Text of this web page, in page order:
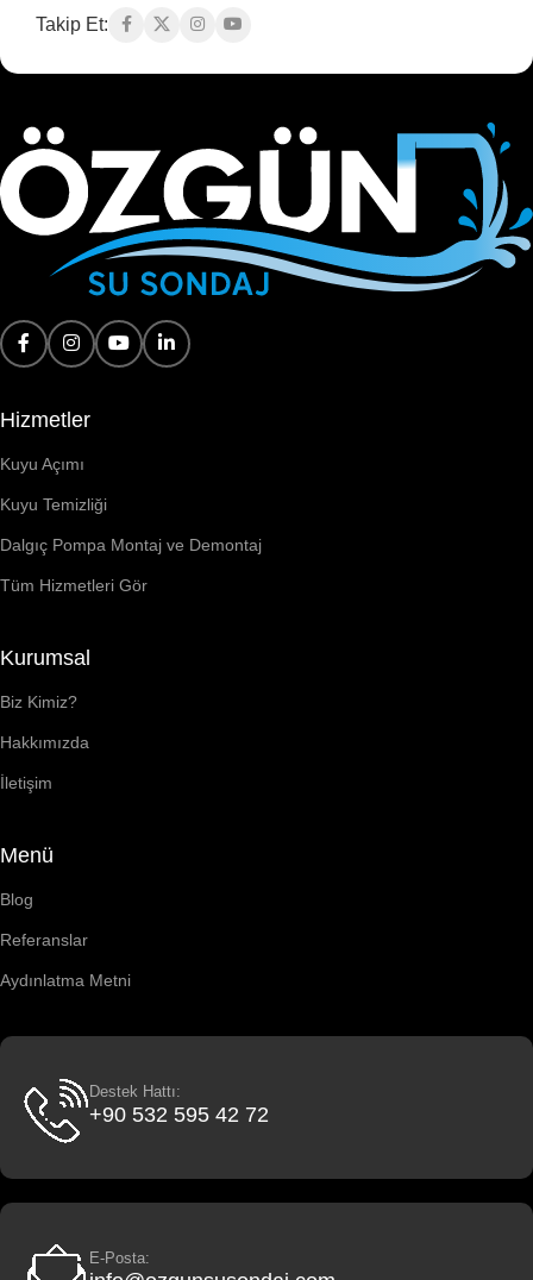
Takip Et:
Hizmetler
Kuyu Açımı
Kuyu Temizliği
Dalgıç Pompa Montaj ve Demontaj
Tüm Hizmetleri Gör
Kurumsal
Biz Kimiz?
Hakkımızda
İletişim
Menü
Blog
Referanslar
Aydınlatma Metni
Destek Hattı:
+90 532 595 42 72
E-Posta: